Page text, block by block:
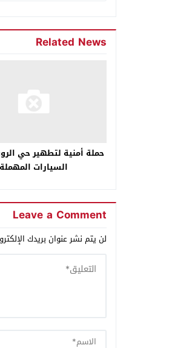
Related News
حملة أمنية لتطهير حي
السيارات المهملة
Leave a Comment
لن يتم نشر عنوان بريدك